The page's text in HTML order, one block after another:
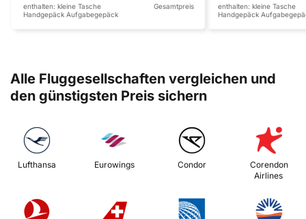
enthalten: kleine Tasche
Handgepäck Aufgabegepäck
Gesamtpreis enthalten: kleine Tasche
Handgepäck
Alle Fluggesellschaften vergleichen und
den günstigsten Preis sichern
Lufthansa Eurowings Condor
Corendon
Airlines